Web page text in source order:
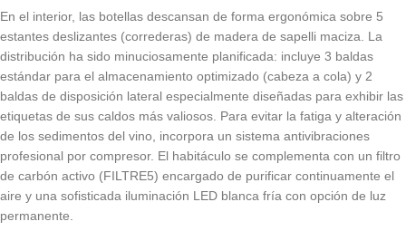
En el interior, las botellas descansan de forma ergonómica sobre 5
estantes deslizantes (correderas) de madera de sapelli maciza. La
distribución ha sido minuciosamente planificada: incluye 3 baldas
estándar para el almacenamiento optimizado (cabeza a cola) y 2
baldas de disposición lateral especialmente diseñadas para exhibir las
etiquetas de sus caldos más valiosos. Para evitar la fatiga y alteración
de los sedimentos del vino, incorpora un sistema antivibraciones
profesional por compresor. El habitáculo se complementa con un filtro
de carbón activo (FILTRE5) encargado de purificar continuamente el
aire y una sofisticada iluminación LED blanca fría con opción de luz
permanente.